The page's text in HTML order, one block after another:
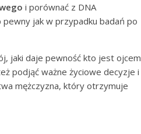
i porównać z DNA
jak w przypadku badań po
jaki daje pewność kto jest ojcem
podjąć ważne życiowe decyzje i
mężczyzna, który otrzymuje